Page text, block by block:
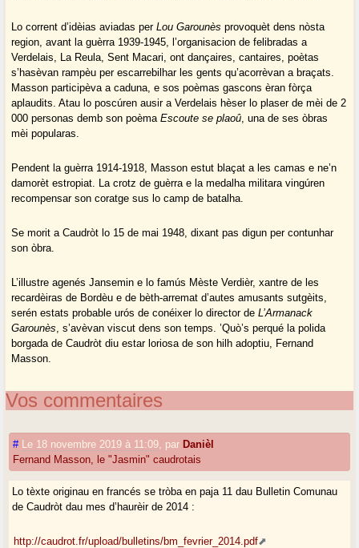
Lo corrent d’idèias aviadas perLou Garounès provoquèt dens nòsta
region, avant la guèrra 1939-1945, l’organisacion de felibradas a
Verdelais, La Reula, Sent Macari, ont dançaires, cantaires, poètas
s’hasèvan rampèu per escarrebilhar les gents qu’acorrèvan a braçats.
Masson participèva a caduna, e sos poèmas gascons èran fòrça
aplaudits. Atau lo poscúren ausir a Verdelais hèser lo plaser de mèi de 2
000 personas demb son poèmaEscoute se plaoû, una de ses òbras
mèi popularas.
Pendent la guèrra 1914-1918, Masson estut blaçat a les camas e ne’n
damorèt estropiat. La crotz de guèrra e la medalha militara vingúren
recompensar son coratge sus lo camp de batalha.
Se morit a Caudròt lo 15 de mai 1948, dixant pas digun per contunhar
son òbra.
L’illustre agenés Jansemin e lo famús Mèste Verdièr, xantre de les
recardèiras de Bordèu e de bèth-arremat d’autes amusants sutgèits,
serén estats probable urós de conéixer lo director deL’Armanack
Garounès, s’avèvan viscut dens son temps. ’Quò’s perqué la polida
borgada de Caudròt diu estar loriosa de son hilh adoptiu, Fernand
Masson.
Vos commentaires
# Le 18 novembre 2019 à 11:09 par Danièl
Fernand Masson, le "Jasmin" caudrotais
Lo tèxte originau en francés se tròba en paja 11 dau Bulletin Comunau
de Caudròt dau mes d’haurèir de 2014 :
http://caudrot.fr/upload/bulletins/bm_fevrier_2014.pdf